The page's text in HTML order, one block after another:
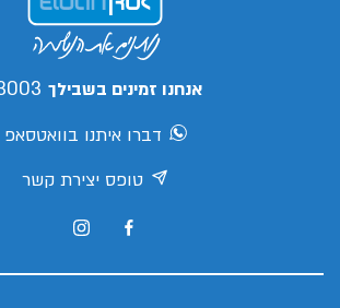
אנחנו זמינים בשבילך
דברו איתנו בוואטסאפ
טופס יצירת קשר